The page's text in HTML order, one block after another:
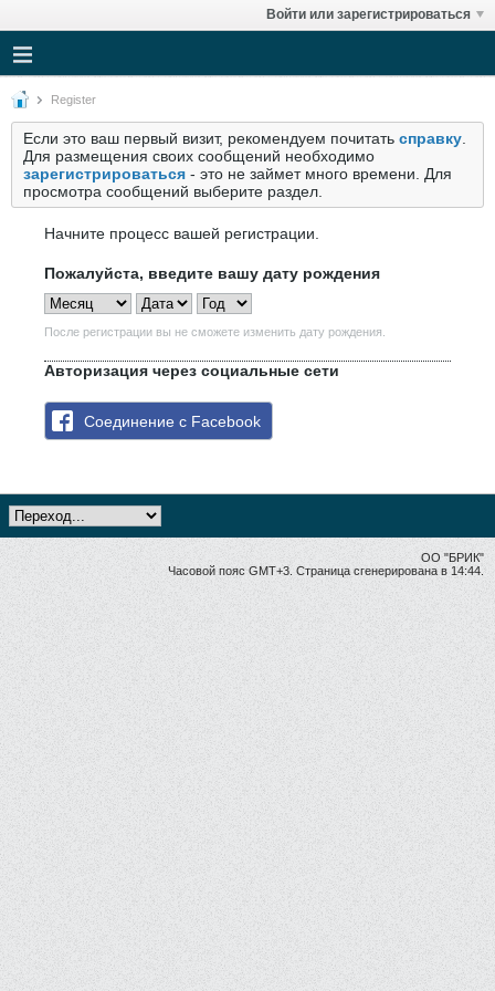
Войти или зарегистрироваться
Register
Если это ваш первый визит, рекомендуем почитать справку
Для размещения своих сообщений необходимо
зарегистрироваться - это не займет много времени. Для
просмотра сообщений выберите раздел.
Начните процесс вашей регистрации.
Пожалуйста, введите вашу дату рождения
После регистрации вы не сможете изменить дату рождения.
Авторизация через социальные сети
Соединение с Facebook
ОО "БРИК"
Часовой пояс GMT+3. Страница сгенерирована в 14:44.